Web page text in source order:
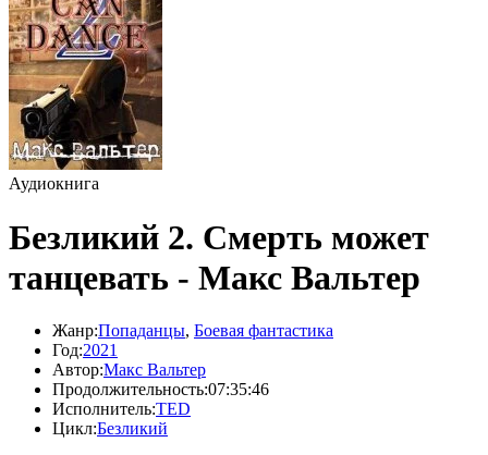
Аудиокнига
Безликий 2. Смерть может
танцевать - Макс Вальтер
Жанр:Попаданцы, Боевая фантастика
Год:2021
Автор:Макс Вальтер
Продолжительность:07:35:46
Исполнитель:TED
Цикл:Безликий